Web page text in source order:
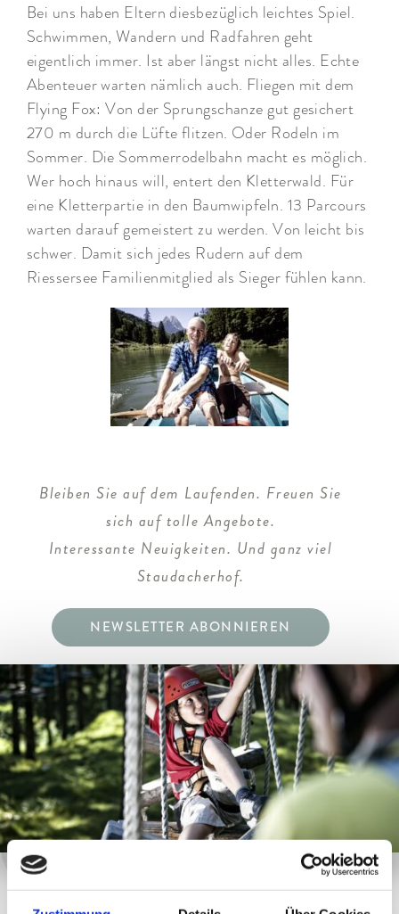
Bei uns haben Eltern diesbezüglich leichtes Spiel.
Schwimmen, Wandern und Radfahren geht
eigentlich immer. Ist aber längst nicht alles. Echte
Abenteuer warten nämlich auch. Fliegen mit dem
Flying Fox: Von der Sprungschanze gut gesichert
270 m durch die Lüfte flitzen. Oder Rodeln im
Sommer. Die Sommerrodelbahn macht es möglich.
Wer hoch hinaus will, entert den Kletterwald. Für
eine Kletterpartie in den Baumwipfeln. 13 Parcours
warten darauf gemeistert zu werden. Von leicht bis
schwer. Damit sich jedes Rudern auf dem
Riessersee Familienmitglied als Sieger fühlen kann.
Bleiben Sie auf dem Laufenden. Freuen Sie
sich auf tolle Angebote.
Interessante Neuigkeiten. Und ganz viel
Staudacherhof.
NEWSLETTER ABONNIEREN